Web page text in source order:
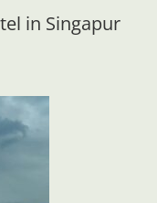
in Singapur